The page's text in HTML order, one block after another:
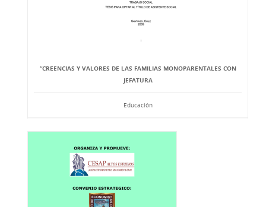
“CREENCIAS Y VALORES DE LAS FAMILIAS MONOPARENTALES CON
JEFATURA
Educación